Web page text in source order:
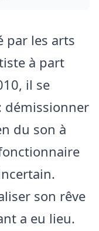
par les arts
à part
il se
démissionner
du son à
son rêve
a eu lieu.